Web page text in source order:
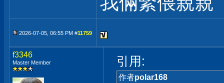
2026-07-05, 06:55 PM #11759
f3346
Master Member 引用:
作者polar168